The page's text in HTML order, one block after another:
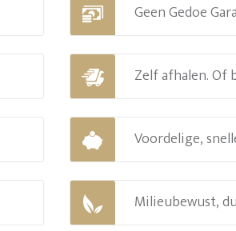
Geen Gedoe
Zelf afhalen.
Voordelige,
Milieubewust,